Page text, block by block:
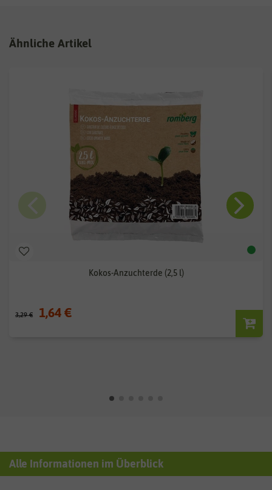
Ähnliche Artikel
Kokos-Anzuchterde (2,5 l)
3,29 € 1,64 €
Alle Informationen im Überblick